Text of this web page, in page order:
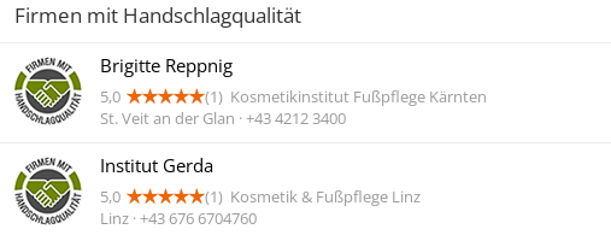
Firmen mit Handschlagqualität
Brigitte Reppnig
5,0 (1) Kosmetikinstitut Fußpflege Kärnten
St. Veit an der Glan · +43 4212 3400
Institut Gerda
5,0 (1) Kosmetik & Fußpflege Linz
Linz · +43 676 6704760